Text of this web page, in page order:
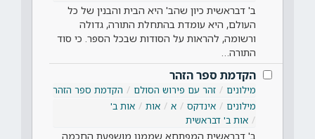
ב' דבראשית כיון שהב' היא הבית והבנין של כל
העולם, היא עומדת בהתחלת התורה, גדולה
ורשומה, להראות על הסודות שבכל הספר. כי סוד
התורה…
הקדמת ספר הזהר
מילונים זהר עם פירוש הסולם
הקדמת ספר הזהר
מילונים
אינדקס א אות
אות ב'
אות ב' דבראשית
ב' דבראשית המפתחא שממנו מושפעת החכמה